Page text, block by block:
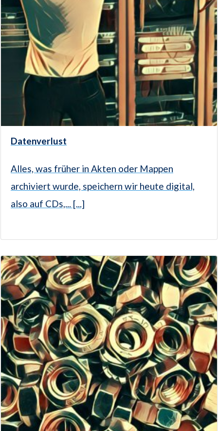
Datenverlust
Alles, was früher in Akten oder Mappen
archiviert wurde, speichern wir heute digital,
also auf CDs,... [...]